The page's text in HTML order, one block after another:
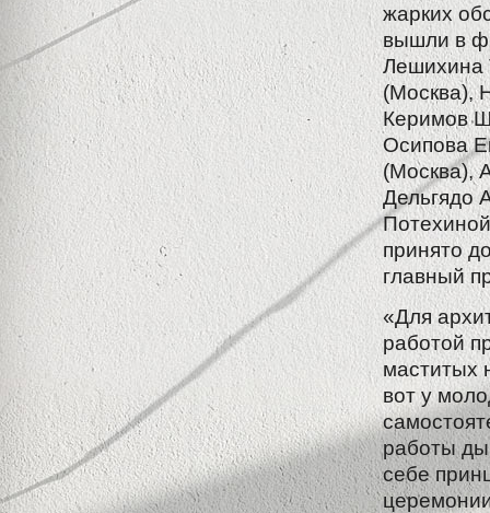
жарких
вышли в
Лешихина
(Москва),
Керимов
Осипова
(Москва),
Дельгядо
принято
главный
«Для
работой
маститых
вот у
работы
себе